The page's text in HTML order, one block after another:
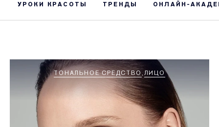
УРОКИ КРАСОТЫ ТРЕНДЫ ОНЛАЙН-
ТОНАЛЬНОЕ СРЕДСТВО ЛИЦО